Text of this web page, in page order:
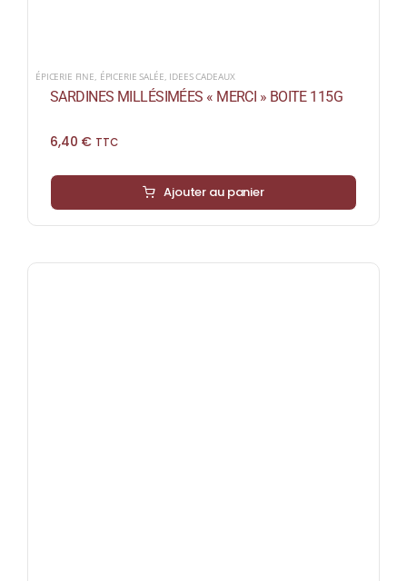
ÉPICERIE FINE ÉPICERIE SALÉE IDEES CADEAUX
SARDINES MILLÉSIMÉES « MERCI » BOITE 115G
6,40 € TTC
Ajouter au panier